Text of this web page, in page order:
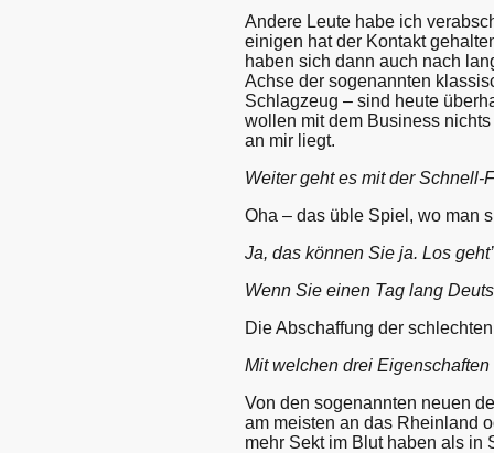
Andere Leute habe ich
einigen hat der Kontakt
haben sich dann auch nach
Achse der sogenannten
Schlagzeug – sind heute
wollen mit dem Business
an mir liegt.
Weiter geht es mit der Schnell-
Oha – das üble Spiel, wo man
Ja, das können Sie ja. Los
Wenn Sie einen Tag lang
Die Abschaffung der
Mit welchen drei
Von den sogenannten neuen
am meisten an das Rheinland
mehr Sekt im Blut haben als in